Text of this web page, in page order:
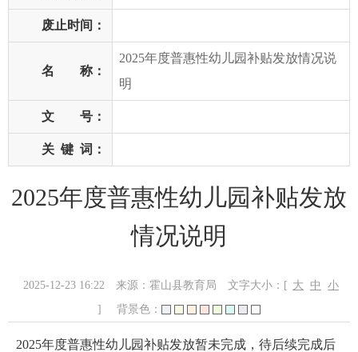
废止时间：
名 称：
2025年度普惠性幼儿园补贴发放情况说
明
文 号：
关 键 词：
2025年度普惠性幼儿园补贴发放
情况说明
2025-12-23 16:22 来源：霍山县教育局 文字大小：[ 大 中
小
]
背景色：
2025年度普惠性幼儿园补贴发放暂未完成，待后续完成后